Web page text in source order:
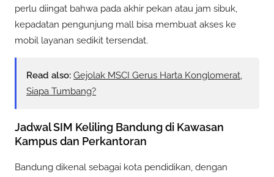
perlu diingat bahwa pada akhir pekan atau jam sibuk,
kepadatan pengunjung mall bisa membuat akses ke
mobil layanan sedikit tersendat.
Read also: Gejolak MSCI Gerus Harta Konglomerat,
Siapa Tumbang?
Jadwal SIM Keliling Bandung di Kawasan
Kampus dan Perkantoran
Bandung dikenal sebagai kota pendidikan, dengan